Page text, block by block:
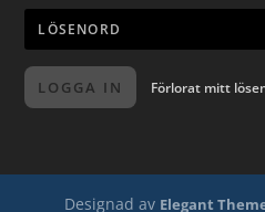
LOGGA IN Förlorat mitt
Designad av Elegant